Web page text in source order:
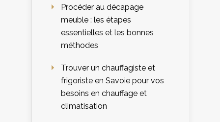
Procéder au décapage
meuble : les étapes
essentielles et les bonnes
méthodes
Trouver un chauffagiste et
frigoriste en Savoie pour vos
besoins en chauffage et
climatisation